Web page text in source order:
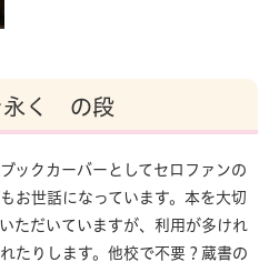
永く の段
ックカーバーとしてセロファンの
お世話になっています。本を大切
ただいていますが、利用が多けれ
たりします。他校で不要？蔵書の